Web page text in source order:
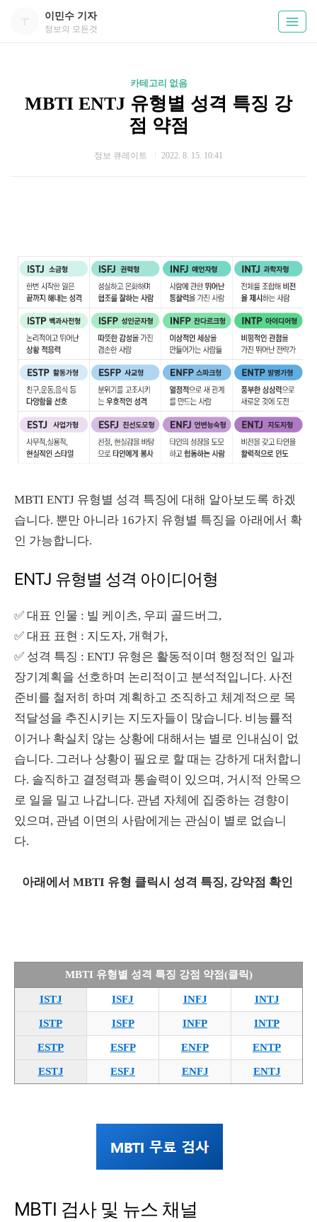
이민수 기자
정보의 모든것
카테고리 없음
MBTI ENTJ 유형별 성격 특징 강
점 약점
정보 큐레이트 2022. 8. 15. 10:41
MBTI ENTJ 유형별 성격 특징에 대해 알아보도록 하겠
습니다. 뿐만 아니라 16가지 유형별 특징을 아래에서 확
인 가능합니다.
ENTJ 유형별 성격 아이디어형
✅ 대표 인물 : 빌 케이츠, 우피 골드버그,
✅ 대표 표현 : 지도자, 개혁가,
✅ 성격 특징 : ENTJ 유형은 활동적이며 행정적인 일과
장기계획을 선호하며 논리적이고 분석적입니다. 사전
준비를 철저히 하며 계획하고 조직하고 체계적으로 목
적달성을 추진시키는 지도자들이 많습니다. 비능률적
이거나 확실치 않는 상황에 대해서는 별로 인내심이 없
습니다. 그러나 상황이 필요로 할 때는 강하게 대처합니
다. 솔직하고 결정력과 통솔력이 있으며, 거시적 안목으
로 일을 밀고 나갑니다. 관념 자체에 집중하는 경향이
있으며, 관념 이면의 사람에게는 관심이 별로 없습니
다.
아래에서 MBTI 유형 클릭시 성격 특징, 강약점 확인
MBTI 유형별 성격 특징 강점 약점(클릭)
ISTJ ISFJ INFJ INTJ
ISTP ISFP INFP INTP
ESTP ESFP ENFP ENTP
ESTJ ESFJ ENFJ ENTJ
MBTI 검사 및 뉴스 채널